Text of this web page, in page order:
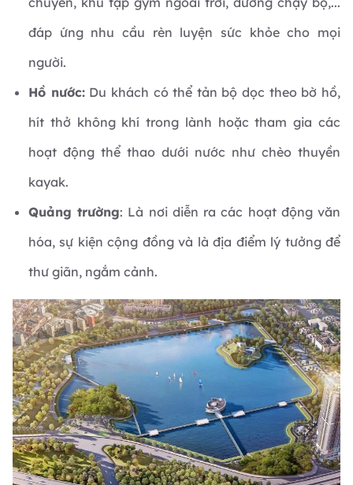
đáp ứng nhu cầu rèn luyện sức khỏe cho mọi
người.
Hồ nước:Du khách có thể tản bộ dọc theo bờ hồ,
hít thở không khí trong lành hoặc tham gia các
hoạt động thể thao dưới nước như chèo thuyền
kayak.
Quảng trường: Là nơi diễn ra các hoạt động văn
hóa, sự kiện cộng đồng và là địa điểm lý tưởng để
thư giãn, ngắm cảnh.